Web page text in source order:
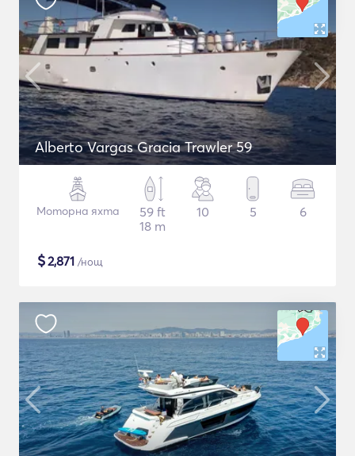
Alberto Vargas Gracia Trawler 59
Моторна яхта
59 ft
18 m
10 5 6
$2,871 /нощ